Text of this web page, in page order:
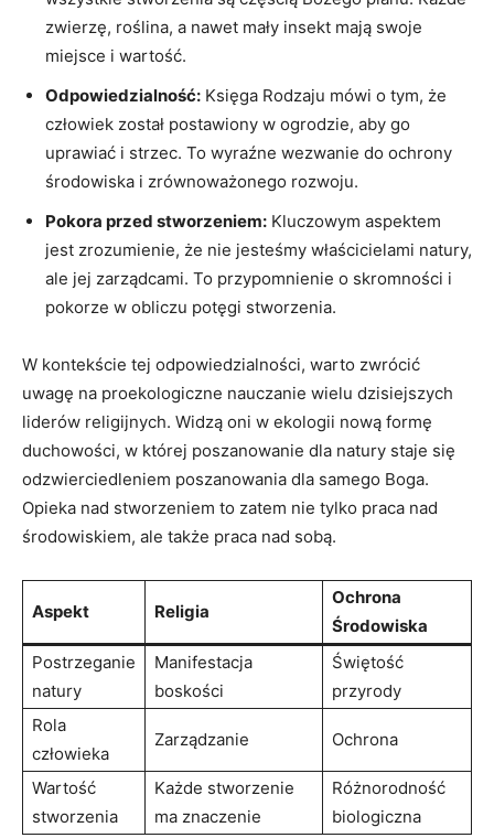
zwierzę, roślina, a nawet mały insekt mają swoje
miejsce i wartość.
Odpowiedzialność: Księga Rodzaju mówi o tym, że
człowiek został postawiony w ogrodzie, aby go
uprawiać i strzec. To wyraźne wezwanie do ochrony
środowiska ⁤i ​zrównoważonego rozwoju.
Pokora przed stworzeniem: ⁣Kluczowym aspektem
jest zrozumienie, że nie jesteśmy właścicielami natury,
ale jej zarządcami. To przypomnienie o skromności i
pokorze w obliczu potęgi stworzenia.
W kontekście tej odpowiedzialności, warto zwrócić
uwagę na proekologiczne⁢ nauczanie wielu dzisiejszych
liderów religijnych. Widzą oni w ekologii nową formę
duchowości, w której poszanowanie dla natury staje się
odzwierciedleniem poszanowania ​dla samego Boga.
Opieka nad stworzeniem to zatem nie tylko praca nad
środowiskiem, ale także praca nad sobą.
Aspekt Religia
Ochrona
Środowiska
Postrzeganie
natury
Manifestacja
boskości
Świętość
przyrody
Rola
człowieka
Zarządzanie Ochrona
Wartość
stworzenia
Każde stworzenie
ma znaczenie
Różnorodność
biologiczna